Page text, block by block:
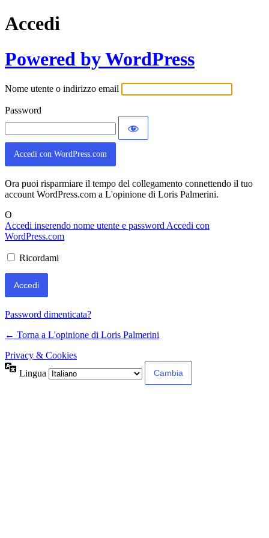
Accedi
Powered by WordPress
Nome utente o indirizzo email
Password
Accedi con WordPress.com
Ora puoi risparmiare il tempo del collegamento connettendo il tuo
account WordPress.com a L'opinione di Loris Palmerini.
O
Accedi inserendo nome utente e password Accedi con
WordPress.com
Ricordami
Password dimenticata?
← Torna a L'opinione di Loris Palmerini
Privacy & Cookies
Lingua